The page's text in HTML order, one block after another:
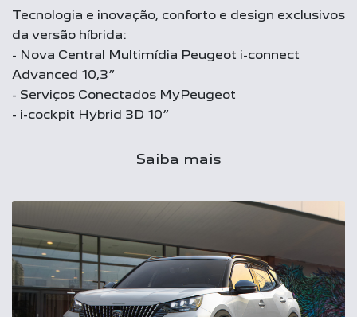
Tecnologia e inovação, conforto e design exclusivos
da versão híbrida:
- Nova Central Multimídia Peugeot i-connect
Advanced 10,3”
- Serviços Conectados MyPeugeot
- i-cockpit Hybrid 3D 10”
Saiba mais